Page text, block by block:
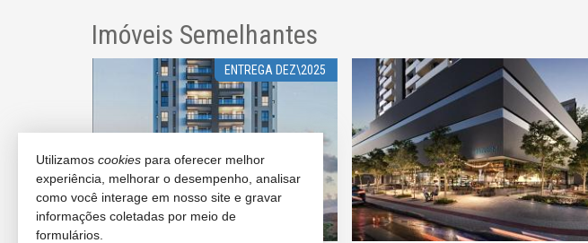
Imóveis Semelhantes
ENTREGA DEZ\2025
Utilizamos cookies para oferecer melhor
experiência, melhorar o desempenho, analisar
como você interage em nosso site e gravar
informações coletadas por meio de
formulários.